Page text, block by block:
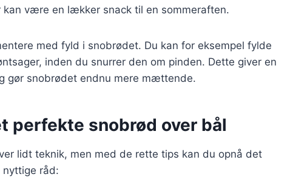
kan være en lækker snack til en sommeraften.
med fyld i snobrødet. Du kan for eksempel fylde
inden du snurrer den om pinden. Dette giver en
gør snobrødet endnu mere mættende.
perfekte snobrød over bål
lidt teknik, men med de rette tips kan du opnå det
nyttige råd: